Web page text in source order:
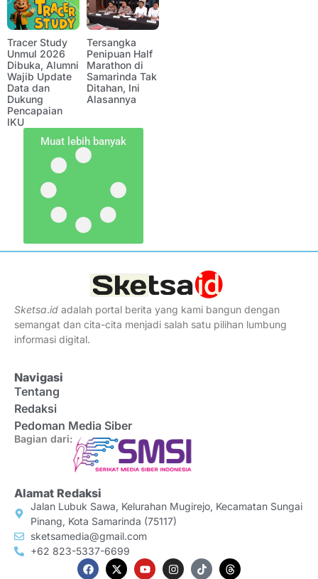
Tracer Study
Unmul 2026
Dibuka, Alumni
Wajib Update
Data dan
Dukung
Pencapaian
IKU
Tersangka
Penipuan Half
Marathon di
Samarinda Tak
Ditahan, Ini
Alasannya
Muat lebih banyak
Sketsa.id adalah portal berita yang kami bangun dengan
semangat dan cita-cita menjadi salah satu pilihan lumbung
informasi digital.
Navigasi
Tentang
Redaksi
Pedoman Media Siber
Bagian dari:
Alamat Redaksi
Jalan Lubuk Sawa, Kelurahan Mugirejo, Kecamatan Sungai
Pinang, Kota Samarinda (75117)
sketsamedia@gmail.com
+62 823-5337-6699